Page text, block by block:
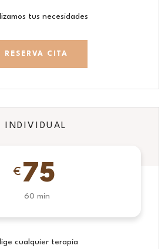
tus necesidades
RESERVA CITA
INDIVIDUAL
€ 75
60 min
cualquier terapia